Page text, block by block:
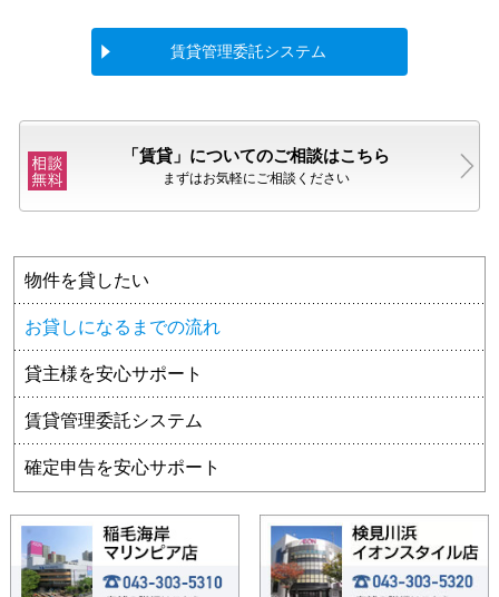
賃貸管理委託システム
「賃貸」についてのご相談はこちら
まずはお気軽にご相談ください
物件を貸したい
お貸しになるまでの流れ
貸主様を安心サポート
賃貸管理委託システム
確定申告を安心サポート